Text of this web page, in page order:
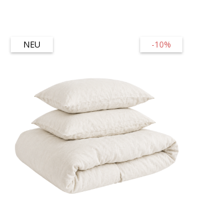
-10%
NEU